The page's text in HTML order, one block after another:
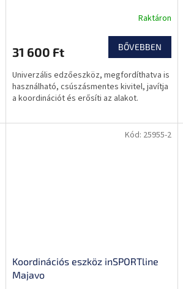
Raktáron
31 600 Ft BŐVEBBEN
Univerzális edzőeszköz, megfordíthatva is
használható, csúszásmentes kivitel, javítja
a koordinációt és erősíti az alakot.
Koordinációs eszköz inSPORTline
Majavo
Kód: 25955-2